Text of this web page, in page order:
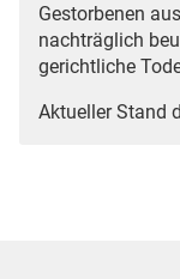
Gestorbenen
nachträglich
gerichtliche
Aktueller Stand